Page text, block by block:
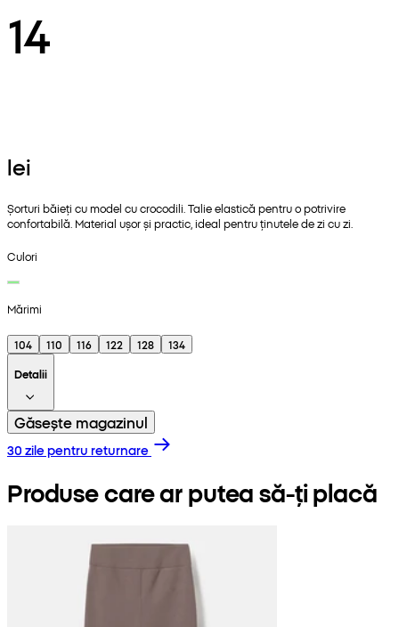
14
lei
Șorturi băieți cu model cu crocodili. Talie elastică pentru o potrivire
confortabilă. Material ușor și practic, ideal pentru ținutele de zi cu zi.
Culori
Mărimi
104 110 116 122 128
134
Detalii
Găsește magazinul
30 zile pentru returnare
Produse care ar putea să-ți placă